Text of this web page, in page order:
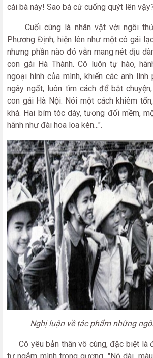
cái bà này! Sao bà cứ cuống quýt lên
Cuối cùng là nhân vật với ngôi thứ
Phương Định, hiện lên như một cô gái
nhưng phần nào đó vẫn mang nét dịu
con gái Hà Thành. Cô luôn tự hào,
ngoại hình của mình, khiến các anh lính
ngây ngất, luôn tìm cách để bắt
con gái Hà Nội. Nói một cách khiêm
khá. Hai bím tóc dày, tương đối mềm,
hãnh như đài hoa loa kèn...".
Nghị luận về tác phẩm những
Cô yêu bản thân vô cùng, đặc biệt là